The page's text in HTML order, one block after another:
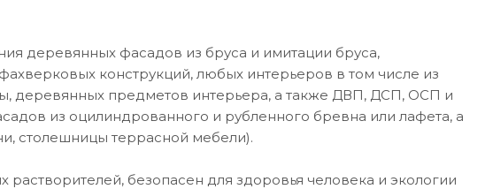
деревянных фасадов из бруса и имитации бруса,
конструкций, любых интерьеров в том числе из
деревянных предметов интерьера, а также ДВП, ДСП, ОСП и
из оцилиндрованного и рубленного бревна или лафета, а
столешницы террасной мебели).
безопасен для здоровья человека и экологии